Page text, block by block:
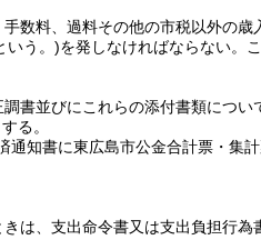
数料、過料その他の市税以外の
いう。)を発しなければならない。
書並びにこれらの添付書類につ
る。
知書に東広島市公金合計票・集
は、支出命令書又は支出負担行為